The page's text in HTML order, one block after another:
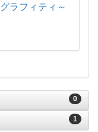
ラフィティ～
0
1